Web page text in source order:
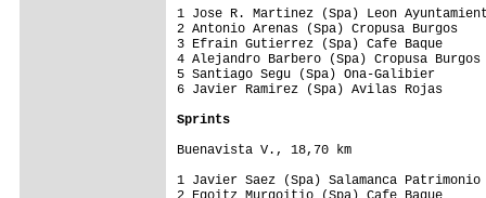
1 Jose R. Martinez (Spa) Leon
2 Antonio Arenas (Spa) Cropusa
3 Efrain Gutierrez (Spa) Cafe
4 Alejandro Barbero (Spa) Cropusa
5 Santiago Segu (Spa) Ona-Galibier
6 Javier Ramirez (Spa) Avilas
Sprints
Buenavista V., 18,70 km
1 Javier Saez (Spa) Salamanca